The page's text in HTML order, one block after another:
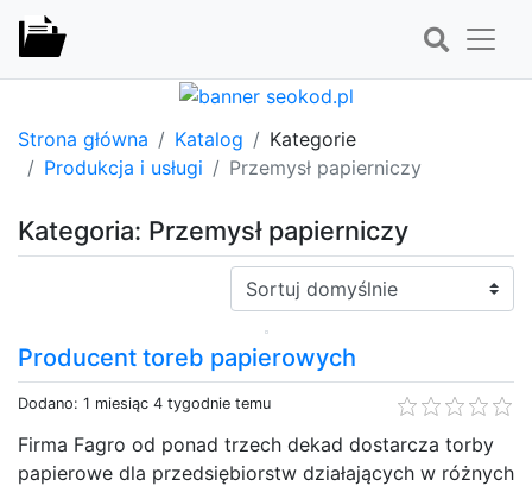
Strona główna Katalog
Kategorie
Produkcja i usługi
Przemysł papierniczy
Kategoria: Przemysł papierniczy
Sortuj:
Producent toreb papierowych
Dodano: 1 miesiąc 4 tygodnie temu
Firma Fagro od ponad trzech dekad dostarcza torby
papierowe dla przedsiębiorstw działających w różnych